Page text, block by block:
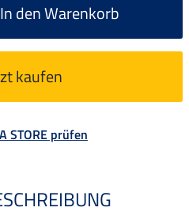
In den Warenkorb
kaufen
STORE prüfen